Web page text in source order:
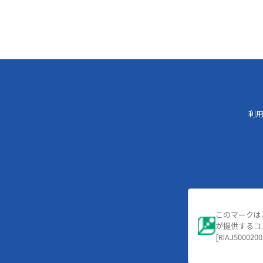
利
このマーク
が提供する